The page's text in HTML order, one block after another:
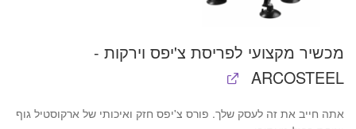
מכשיר מקצועי לפריסת צ'יפס וירקות -
ARCOSTEEL
אתה חייב את זה לעסק שלך. פורס צ'יפס חזק ואיכותי של ארקוסטיל גוף